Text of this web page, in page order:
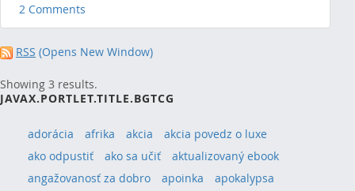
2 Comments
RSS (Opens New Window)
Showing 3 results.
JAVAX.PORTLET.TITLE.BGTCG
adorácia afrika akcia
akcia povedz o luxe
ako odpustiť
ako sa učiť
aktualizovaný ebook
angažovanosť za dobro
apoinka
apokalypsa